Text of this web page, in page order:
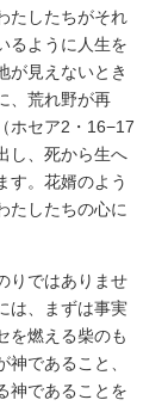
たしたちがそれ
るように人生を
が見えないとき
、荒れ野が再
ホセア2・16−17
し、死から生へ
す。花婿のよう
たしたちの心に
りではありませ
は、まずは事実
を燃える柴のも
であること、
神であることを